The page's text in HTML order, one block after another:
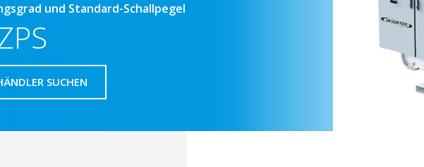
und Standard-Schallpegel
SUCHEN